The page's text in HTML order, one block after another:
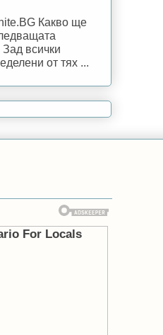
Какво ще
всички
от тях ...